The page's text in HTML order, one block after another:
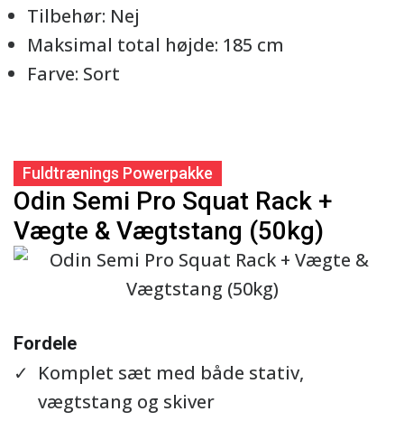
Tilbehør: Nej
Maksimal total højde: 185 cm
Farve: Sort
Fuldtrænings Powerpakke
Odin Semi Pro Squat Rack +
Vægte & Vægtstang (50kg)
Fordele
Komplet sæt med både stativ,
vægtstang og skiver